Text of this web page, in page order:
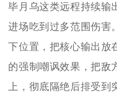
毕月乌这类远程持续输
进场吃到过多范围伤害
下位置，把核心输出放
的强制嘲讽效果，把敌
上，彻底隔绝后排受到